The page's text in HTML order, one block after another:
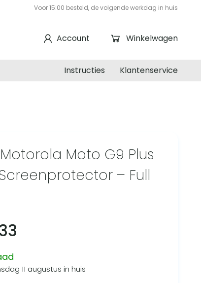
Voor 15:00 besteld, de volgende werkdag in huis
Winkelwagen
Account
Klantenservice
Instructies
Moto G9 Plus
– Full
11 augustus in huis